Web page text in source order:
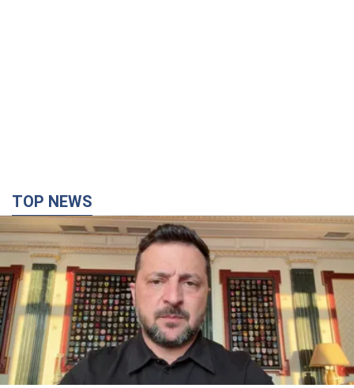
"Защита нашей жизни": Зеленский об
антибаллистической системе FREYJA,
санкциях против России и поддержке аграриев.
Видео
Европейские партнеры присоединяются к совместному
проекту
10 годин тому 72,9 т.